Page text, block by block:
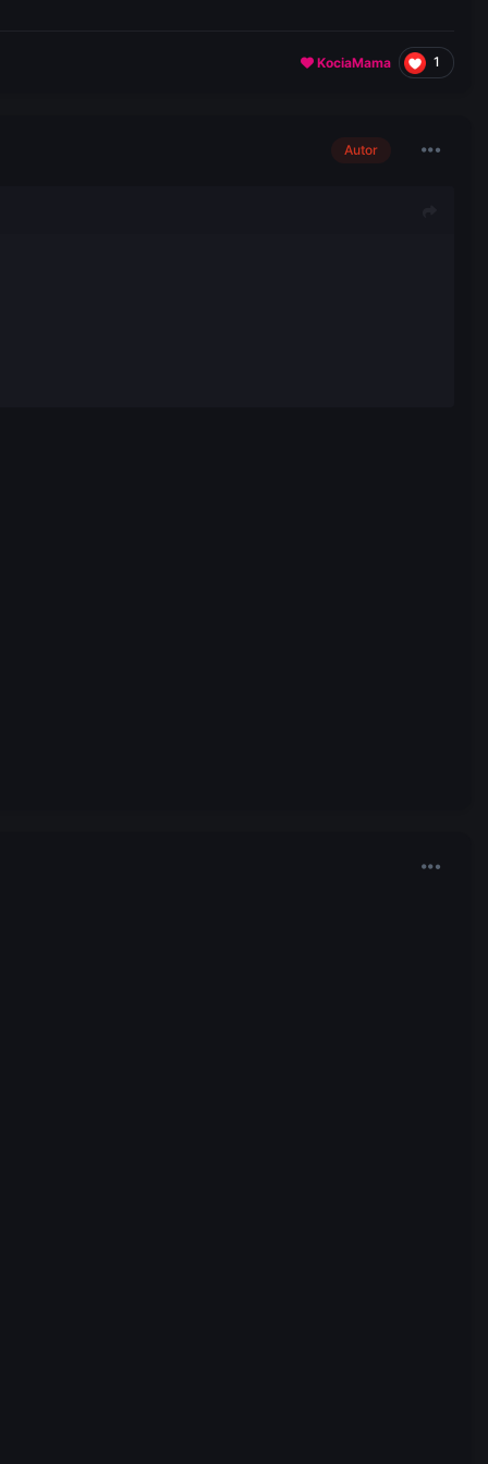
KociaMama 1
Autor